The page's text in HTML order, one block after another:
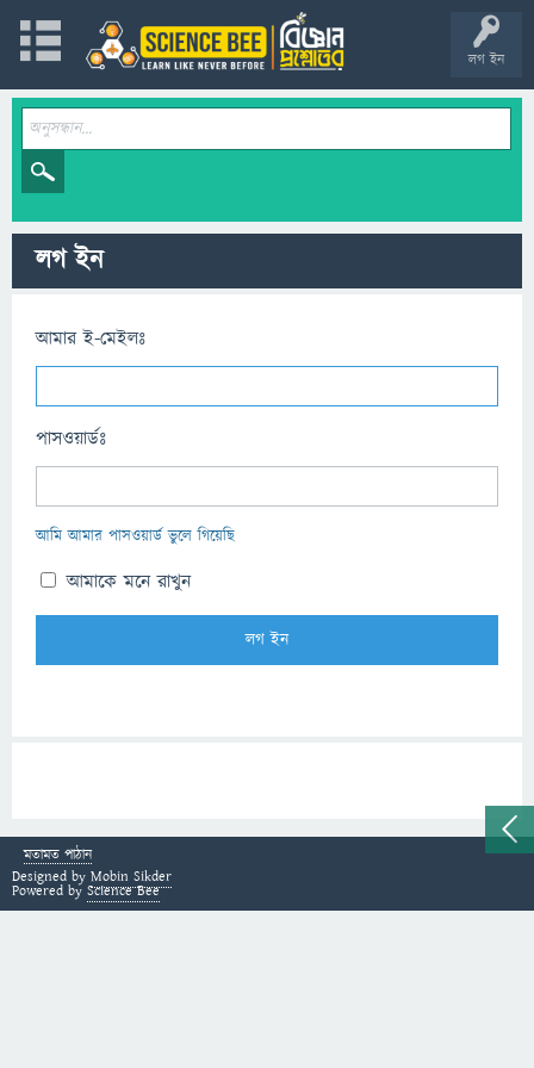
লগ ইন
লগ ইন
আমার ই-মেইলঃ
পাসওয়ার্ডঃ
আমি আমার পাসওয়ার্ড ভুলে গিয়েছি
আমাকে মনে রাখুন
মতামত পাঠান
Designed by Mobin Sikder
Powered by Science Bee